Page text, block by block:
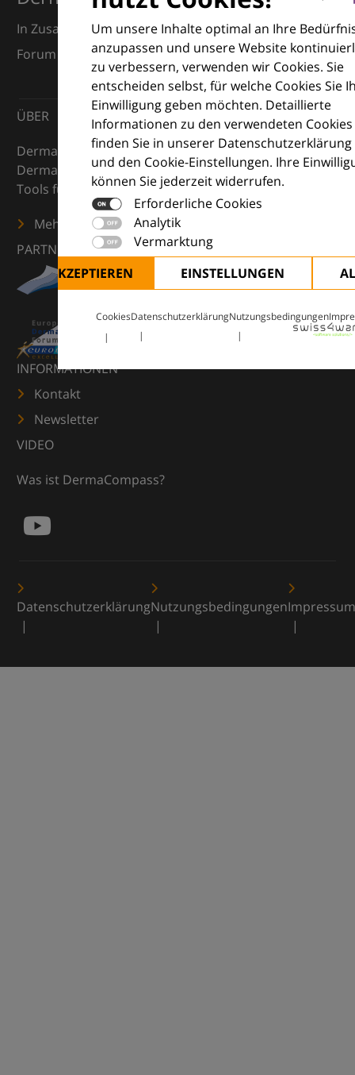
Um unsere Inhalte optimal an Ihre
anzupassen und unsere Website
zu verbessern, verwenden wir Cookies. Sie
entscheiden selbst, für welche Cookies Sie
Einwilligung geben möchten. Detaillierte
Informationen zu den verwendeten Cookies
finden Sie in unserer Datenschutzerklärung
und den Cookie-Einstellungen. Ihre
können Sie jederzeit widerrufen.
Erforderliche Cookies
Analytik
Vermarktung
ALLE AKZEPTIEREN
EINSTELLUNGEN
CookiesDatenschutzerklärungNutzungsbedingungen
In Zusammenarbeit mit dem European Dermatology
Forum (EDF) und Euroderm Excellence
ÜBER
DermaCompass ist Ihr digitaler Kompass für die
Dermatologie – mit Wissen, Bildern und praktischen
Tools für den klinischen Alltag.
Mehr erfahren
PARTNER
INFORMATIONEN
Kontakt
Newsletter
VIDEO
Was ist DermaCompass?
DatenschutzerklärungNutzungsbedingungenImpressum